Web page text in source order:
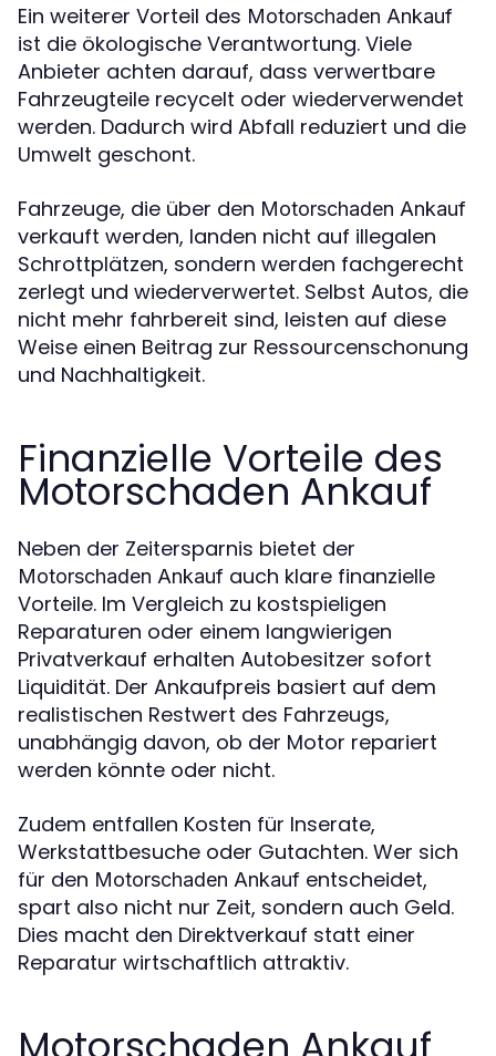
Ein weiterer Vorteil des Motorschaden Ankauf
ist die ökologische Verantwortung. Viele
Anbieter achten darauf, dass verwertbare
Fahrzeugteile recycelt oder wiederverwendet
werden. Dadurch wird Abfall reduziert und die
Umwelt geschont.
Fahrzeuge, die über den Motorschaden Ankauf
verkauft werden, landen nicht auf illegalen
Schrottplätzen, sondern werden fachgerecht
zerlegt und wiederverwertet. Selbst Autos, die
nicht mehr fahrbereit sind, leisten auf diese
Weise einen Beitrag zur Ressourcenschonung
und Nachhaltigkeit.
Finanzielle Vorteile des
Motorschaden Ankauf
Neben der Zeitersparnis bietet der
Motorschaden Ankauf auch klare finanzielle
Vorteile. Im Vergleich zu kostspieligen
Reparaturen oder einem langwierigen
Privatverkauf erhalten Autobesitzer sofort
Liquidität. Der Ankaufpreis basiert auf dem
realistischen Restwert des Fahrzeugs,
unabhängig davon, ob der Motor repariert
werden könnte oder nicht.
Zudem entfallen Kosten für Inserate,
Werkstattbesuche oder Gutachten. Wer sich
für den Motorschaden Ankauf entscheidet,
spart also nicht nur Zeit, sondern auch Geld.
Dies macht den Direktverkauf statt einer
Reparatur wirtschaftlich attraktiv.